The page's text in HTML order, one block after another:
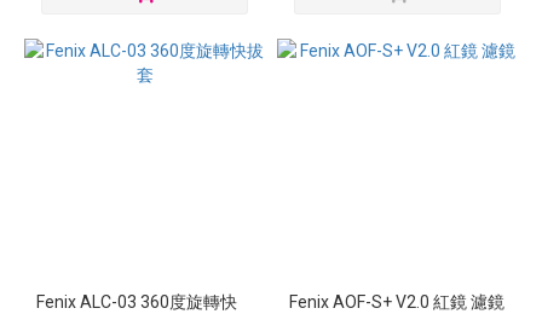
Fenix ALC-03 360度旋轉快
Fenix AOF-S+ V2.0 紅鏡 濾鏡